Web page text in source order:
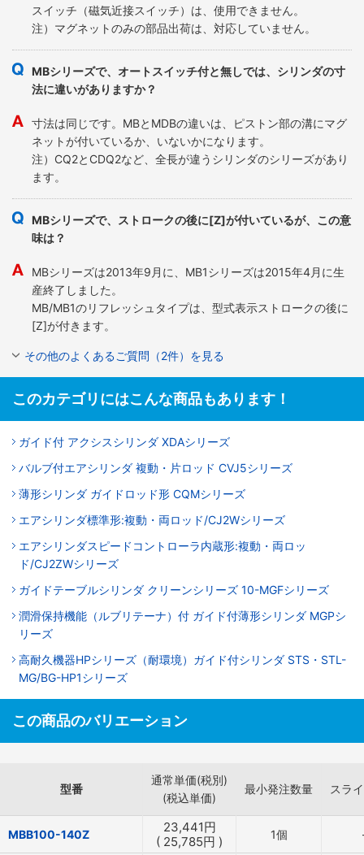
スイッチ（磁気近接スイッチ）は、使用できません。
注）マグネットのみの部品出荷は、対応していません。
MBシリーズで、オートスイッチ付と無しでは、シリンダの寸
法に違いがありますか？
寸法は同じです。MBとMDBの違いは、ピストン部の溝にマグ
ネットが付いているか、いないかになります。
注）CQ2とCDQ2など、全長が違うシリンダのシリーズがあり
ます。
MBシリーズで、ストロークの後に[Z]が付いているが、この意
味は？
MBシリーズは2013年9月に、MB1シリーズは2015年4月に生
産終了しました。
MB/MB1のリフレッシュタイプは、型式表示ストロークの後に
[Z]が付きます。
その他のよくあるご質問（2件）を見る
このカテゴリにはこんな商品もあります！
ガイド付 アクシスシリンダ XDAシリーズ
バルブ付エアシリンダ 複動・片ロッド CVJ5シリーズ
薄形シリンダ ガイドロッド形 CQMシリーズ
エアシリンダ標準形:複動・両ロッド/CJ2Wシリーズ
エアシリンダスピードコントローラ内蔵形:複動・両ロッ
ド/CJ2ZWシリーズ
ガイドテーブルシリンダ クリーンシリーズ 10-MGFシリーズ
潤滑保持機能（ルブリテーナ）付 ガイド付薄形シリンダ MGPシ
リーズ
高耐久機器HPシリーズ（耐環境）ガイド付シリンダ STS・STL-
MG/BG-HP1シリーズ
この商品のバリエーション
型番
通常単価(税別)
(税込単価)
最小発注数量 スラ
MBB100-140Z 23,441円
( 25,785円 ) 1個